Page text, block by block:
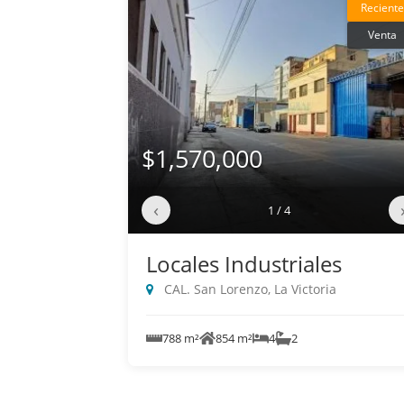
Reciente
Venta
$1,570,000
‹ 1 / 4
Locales Industriales
CAL. San Lorenzo, La Victoria
788 m² 854 m² 4 2